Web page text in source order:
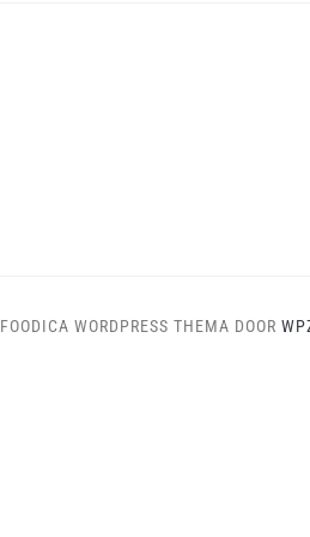
FOODICA WORDPRESS THEMA DOOR